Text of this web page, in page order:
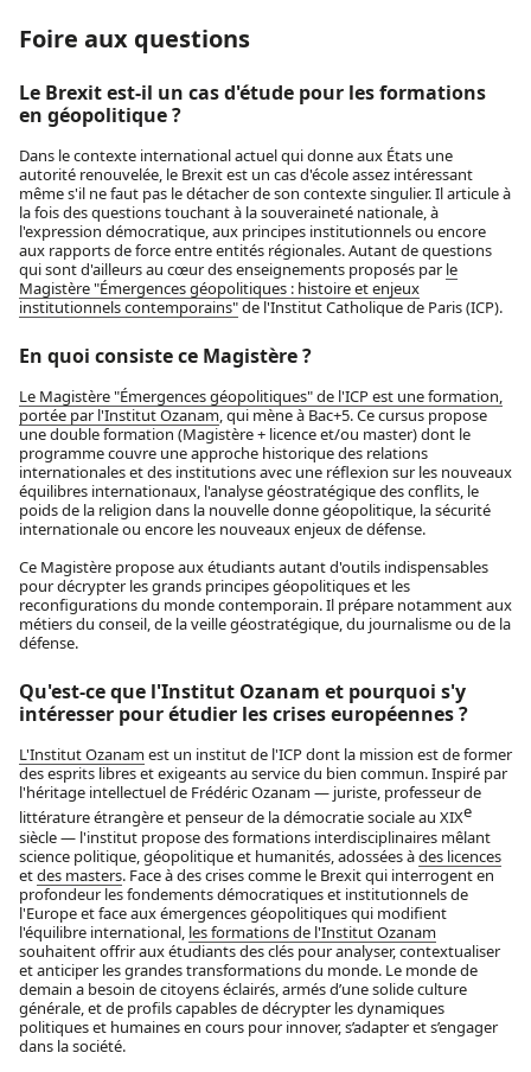
Foire aux questions
Le Brexit est-il un cas d'étude pour les formations
en géopolitique ?
Dans le contexte international actuel qui donne aux États une
autorité renouvelée, le Brexit est un cas d'école assez intéressant
même s'il ne faut pas le détacher de son contexte singulier. Il articule à
la fois des questions touchant à la souveraineté nationale, à
l'expression démocratique, aux principes institutionnels ou encore
aux rapports de force entre entités régionales. Autant de questions
qui sont d'ailleurs au cœur des enseignements proposés par le
Magistère "Émergences géopolitiques : histoire et enjeux
institutionnels contemporains"de l'Institut Catholique de Paris (ICP).
En quoi consiste ce Magistère ?
Le Magistère "Émergences géopolitiques" de l'ICP est une formation,
portée par l'Institut Ozanam, qui mène à Bac+5. Ce cursus propose
une double formation (Magistère + licence et/ou master) dont le
programme couvre une approche historique des relations
internationales et des institutions avec une réflexion sur les nouveaux
équilibres internationaux, l'analyse géostratégique des conflits, le
poids de la religion dans la nouvelle donne géopolitique, la sécurité
internationale ou encore les nouveaux enjeux de défense.
Ce Magistère propose aux étudiants autant d'outils indispensables
pour décrypter les grands principes géopolitiques et les
reconfigurations du monde contemporain. Il prépare notamment aux
métiers du conseil, de la veille géostratégique, du journalisme ou de la
défense.
Qu'est-ce que l'Institut Ozanam et pourquoi s'y
intéresser pour étudier les crises européennes ?
L'Institut Ozanamest un institut de l'ICP dont la mission est de former
des esprits libres et exigeants au service du bien commun. Inspiré par
l'héritage intellectuel de Frédéric Ozanam — juriste, professeur de
littérature étrangère et penseur de la démocratie sociale au XIXe
siècle — l'institut propose des formations interdisciplinaires mêlant
science politique, géopolitique et humanités, adossées àdes licences
etdes masters. Face à des crises comme le Brexit qui interrogent en
profondeur les fondements démocratiques et institutionnels de
l'Europe et face aux émergences géopolitiques qui modifient
l'équilibre international, les formations de l'Institut Ozanam
souhaitent offrir aux étudiants des clés pour analyser, contextualiser
et anticiper les grandes transformations du monde. Le monde de
demain a besoin de citoyens éclairés, armés d’une solide culture
générale, et de profils capables de décrypter les dynamiques
politiques et humaines en cours pour innover, s’adapter et s’engager
dans la société.